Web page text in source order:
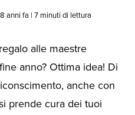
anni fa | 7 minuti di lettura
alle maestre
anno? Ottima idea! Di
anche con
prende cura dei tuoi